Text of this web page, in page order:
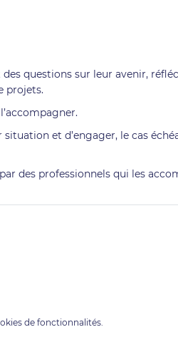
questions sur leur avenir,
projets.
et d’engager, le cas
des professionnels qui les